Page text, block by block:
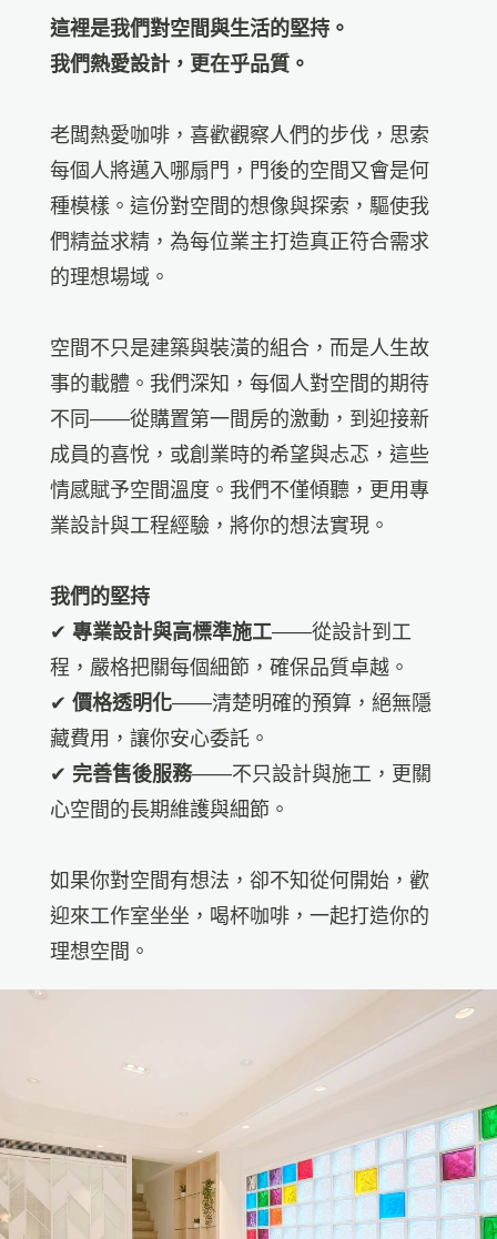
這裡是我們對空間與生活的堅持。
我們熱愛設計，更在乎品質。
老闆熱愛咖啡，喜歡觀察人們的步伐，思索
每個人將邁入哪扇門，門後的空間又會是何
種模樣。這份對空間的想像與探索，驅使我
們精益求精，為每位業主打造真正符合需求
的理想場域。
空間不只是建築與裝潢的組合，而是人生故
事的載體。我們深知，每個人對空間的期待
不同——從購置第一間房的激動，到迎接新
成員的喜悅，或創業時的希望與忐忑，這些
情感賦予空間溫度。我們不僅傾聽，更用專
業設計與工程經驗，將你的想法實現。
我們的堅持
✔ 專業設計與高標準施工——從設計到工
程，嚴格把關每個細節，確保品質卓越。
✔ 價格透明化——清楚明確的預算，絕無隱
藏費用，讓你安心委託。
✔ 完善售後服務——不只設計與施工，更關
心空間的長期維護與細節。
如果你對空間有想法，卻不知從何開始，歡
迎來工作室坐坐，喝杯咖啡，一起打造你的
理想空間。